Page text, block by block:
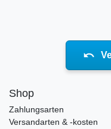
Shop
Zahlungsarten
Versandarten & -kosten